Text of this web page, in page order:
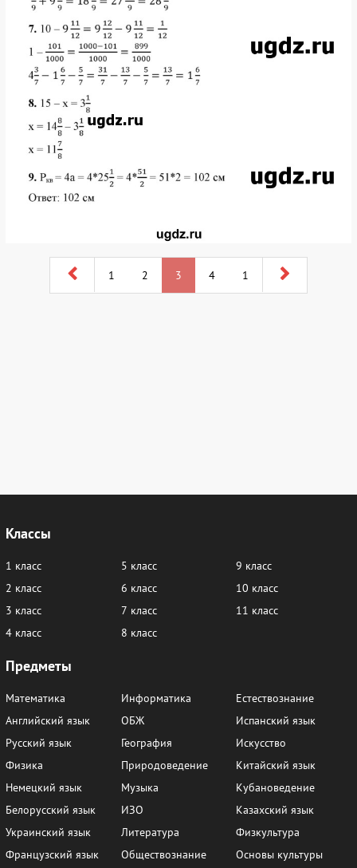
1 2 3 4 1
Классы
1 класс
2 класс
3 класс
4 класс
5 класс
6 класс
7 класс
8 класс
9 класс
10 класс
11 класс
Предметы
Математика
Английский язык
Русский язык
Физика
Немецкий язык
Белорусский язык
Украинский язык
Французский язык
Информатика
ОБЖ
География
Природоведение
Музыка
ИЗО
Литература
Обществознание
Естествознание
Испанский язык
Искусство
Китайский язык
Кубановедение
Казахский язык
Физкультура
Основы культуры